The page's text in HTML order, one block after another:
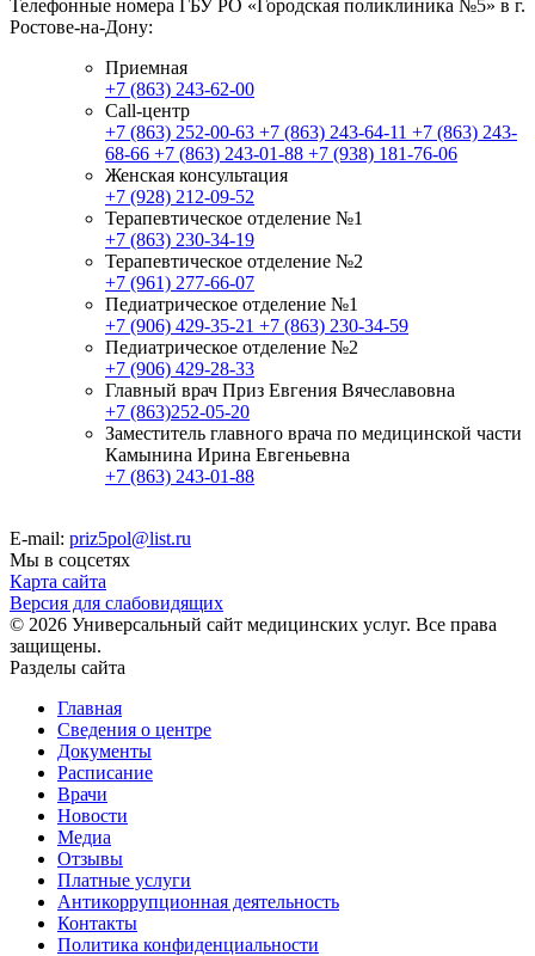
Телефонные номера ГБУ РО «Городская поликлиника №5» в г.
Ростове-на-Дону:
Приемная
+7 (863) 243-62-00
Call-центр
+7 (863) 252-00-63 +7 (863) 243-64-11 +7 (863) 243-
68-66 +7 (863) 243-01-88 +7 (938) 181-76-06
Женская консультация
+7 (928) 212-09-52
Терапевтическое отделение №1
+7 (863) 230-34-19
Терапевтическое отделение №2
+7 (961) 277-66-07
Педиатрическое отделение №1
+7 (906) 429-35-21 +7 (863) 230-34-59
Педиатрическое отделение №2
+7 (906) 429-28-33
Главный врач Приз Евгения Вячеславовна
+7 (863)252-05-20
Заместитель главного врача по медицинской части
Камынина Ирина Евгеньевна
+7 (863) 243-01-88
E-mail: priz5pol@list.ru
Мы в соцсетях
Карта сайта
Версия для слабовидящих
© 2026 Универсальный сайт медицинских услуг. Все права
защищены.
Разделы сайта
Главная
Сведения о центре
Документы
Расписание
Врачи
Новости
Медиа
Отзывы
Платные услуги
Антикоррупционная деятельность
Контакты
Политика конфиденциальности